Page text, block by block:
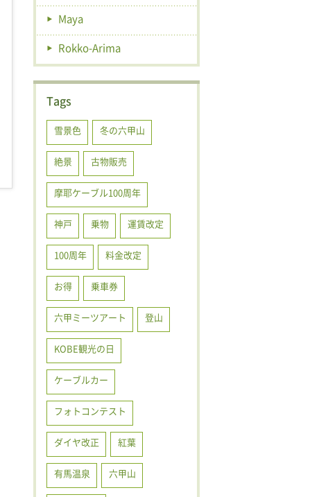
Maya
Rokko-Arima
Tags
雪景色 冬の六甲山
絶景 古物販売
摩耶ケーブル100周年
神戸 乗物 運賃改定
100周年 料金改定
お得 乗車券
六甲ミーツアート 登山
KOBE観光の日
ケーブルカー
フォトコンテスト
ダイヤ改正 紅葉
有馬温泉 六甲山